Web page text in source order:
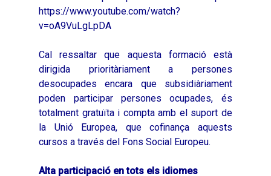
https://www.youtube.com/watch?
v=oA9VuLgLpDA
Cal ressaltar que aquesta formació està
dirigida prioritàriament a persones
desocupades encara que subsidiàriament
poden participar persones ocupades, és
totalment gratuïta i compta amb el suport de
la Unió Europea, que cofinança aquests
cursos a través del Fons Social Europeu.
Alta participació en tots els idiomes